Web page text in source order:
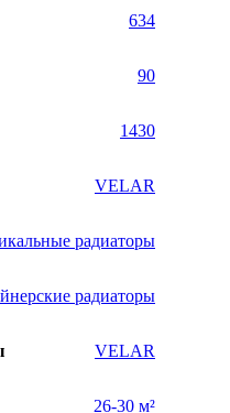
634
90
1430
VELAR
радиаторы
радиаторы
VELAR
26-30 м²